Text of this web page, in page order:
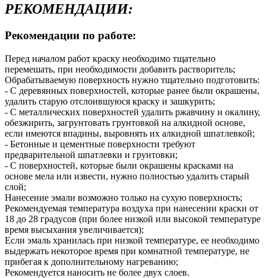
РЕКОМЕНДАЦИИ:
Рекомендации по работе:
Перед началом работ краску необходимо тщательно
перемешать, при необходимости добавить растворитель;
Обрабатываемую поверхность нужно тщательно подготовить:
- С деревянных поверхностей, которые ранее были окрашены,
удалить старую отслоившуюся краску и зашкурить;
- С металлических поверхностей удалить ржавчину и окалину,
обезжирить, загрунтовать грунтовкой на алкидной основе,
если имеются впадины, выровнять их алкидной шпатлевкой;
- Бетонные и цементные поверхности требуют
предварительной шпатлевки и грунтовки;
- С поверхностей, которые были окрашены красками на
основе мела или извести, нужно полностью удалить старый
слой;
Нанесение эмали возможно только на сухую поверхность;
Рекомендуемая температура воздуха при нанесении краски от
18 до 28 градусов (при более низкой или высокой температуре
время высыхания увеличивается);
Если эмаль хранилась при низкой температуре, ее необходимо
выдержать некоторое время при комнатной температуре, не
прибегая к дополнительному нагреванию;
Рекомендуется наносить не более двух слоев.